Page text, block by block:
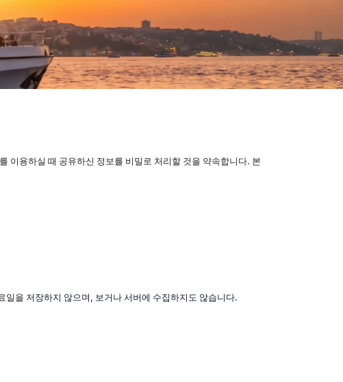
용하실 때 공유하신 정보를 비밀로 처리할 것을 약속합니다. 본
일을 저장하지 않으며, 보거나 서버에 수집하지도 않습니다.